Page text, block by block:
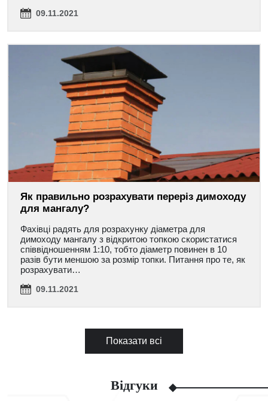
09.11.2021
Як правильно розрахувати переріз димоходу
для мангалу?
Фахівці радять для розрахунку діаметра для
димоходу мангалу з відкритою топкою скористатися
співвідношенням 1:10, тобто діаметр повинен в 10
разів бути меншою за розмір топки. Питання про те, як
розрахувати…
09.11.2021
Показати всі
Відгуки